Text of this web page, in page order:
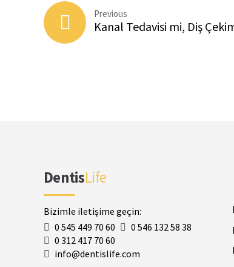
Previous
Kanal Tedavisi mi, Diş
DentisLife
Bizimle iletişime geçin:
0 545 449 70 60
0 546 132 58 38
0 312 417 70 60
info@dentislife.com